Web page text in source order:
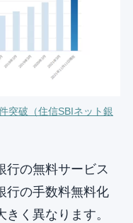
突破（住信SBIネット銀
行の無料サービス
行の手数料無料化
く異なります。